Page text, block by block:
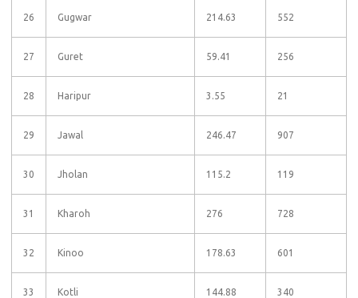
26 Gugwar 214.63 552
27 Guret 59.41 256
28 Haripur 3.55 21
29 Jawal 246.47 907
30 Jholan 115.2 119
31 Kharoh 276 728
32 Kinoo 178.63 601
33 Kotli 144.88 340